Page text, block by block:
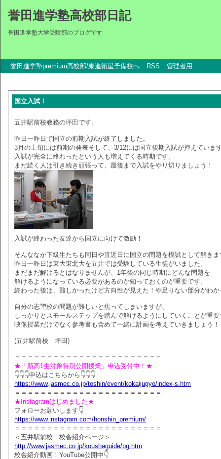
誉田進学塾高校部日記
誉田進学塾大学受験部のブログです
誉田進学塾premium高校部/東進衛星予備校へ RSS 管理者用
国立入試！
五井駅前校教務の坪田です。
昨日一昨日で国立の前期入試が終了しました。
3月の上旬には前期の発表そして、3/12には国立後期入試が控えていま
入試が完全に終わったという人も増えてくる時期です。
まだ続く人は引き続き頑張って、最後まで入試をやり切りましょう！
入試が終わった友達から国立に向けて激励！
そんななか下級生たちも同日や直近日に国立の問題を模試として解きま
昨日一昨日は東大東北大を五井では受験している生徒がいました。
まだまだ解けるとはなりませんが、1年後の同じ時期にどんな問題を
解けるようになっている必要があるのか知っておくのが重要です。
終わった後は、難しかったけど方向性が見えた！や足りない部分がわ
自分の志望校の問題が難しいと焦ってしまいますが、
しっかりとスモールステップを踏んで解けるようにしていくことが重
映像授業だけでなく参考書も含めて一緒に計画を考えていきましょう！
(五井駅前校 坪田)
＝＝＝＝＝＝＝＝＝＝＝＝＝＝＝＝＝＝＝＝＝＝＝
★「新高1生対象特別公開授業」申込受付中！★
👇👇👇申込はこちらから👇👇👇
https://www.jasmec.co.jp/toshin/event/kokaijugyo/index-s.htm
＝＝＝＝＝＝＝＝＝＝＝＝＝＝＝＝＝＝＝＝＝＝＝
★Instagramはじめました★
フォローお願いします👇
https://www.instagram.com/honshin_premium/
＝＝＝＝＝＝＝＝＝＝＝＝＝＝＝＝＝＝＝＝＝＝＝
＜五井駅前校 校舎紹介ページ＞
http://www.jasmec.co.jp/koushaguide/pg.htm
校舎紹介動画！YouTube公開中👇